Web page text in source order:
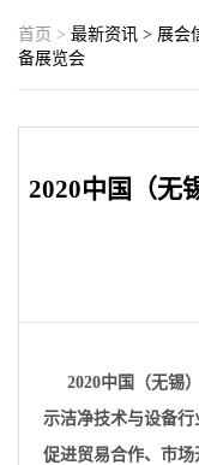
首页 > 最新资讯 > 展会
备展览会
2020中国（无
2020中国（无锡
示洁净技术与设备行
促进贸易合作、市